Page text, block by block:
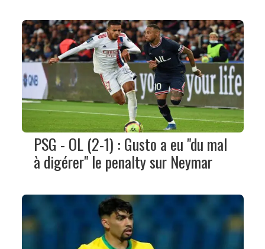
PSG - OL (2-1) : Gusto a eu "du mal
à digérer" le penalty sur Neymar